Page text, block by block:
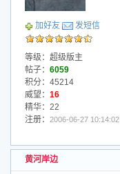
加好友 发短信
等级：超级版主
帖子： 6059
积分：45214
威望： 16
精华：22
注册： 2006-06-27 10:14:02
黄河岸边